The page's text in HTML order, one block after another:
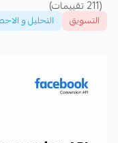
(211 تقييمات)
التسويق التحليل و